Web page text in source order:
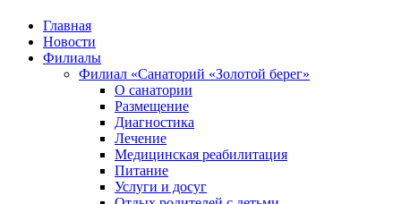
Главная
Новости
Филиалы
Филиал «Санаторий «Золотой берег»
О санатории
Размещение
Диагностика
Лечение
Медицинская реабилитация
Питание
Услуги и досуг